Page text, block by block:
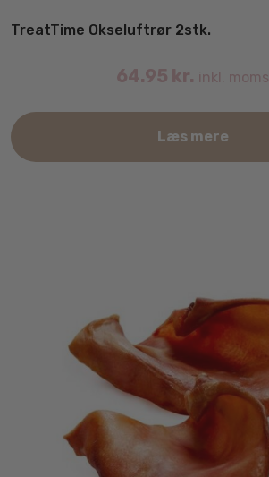
TreatTime Okseluftrør 2stk.
64.95 kr. inkl. moms
Læs mere